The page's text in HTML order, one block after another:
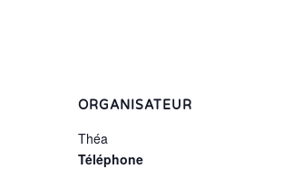
ORGANISATEUR
Théa
Téléphone